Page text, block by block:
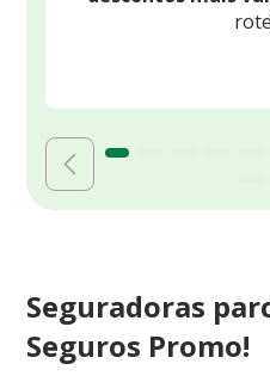
Seguradoras
Seguros Promo!